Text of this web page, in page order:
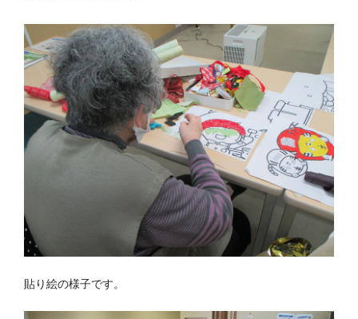
貼り絵の様子です。